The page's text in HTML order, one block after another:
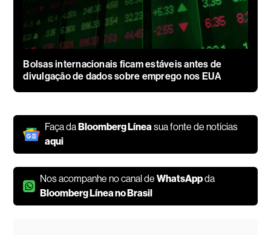
Bolsas internacionais ficam estáveis antes de
divulgação de dados sobre emprego nos EUA
Faça daBloomberg Líneasua fonte de notícias
aqui
Nos acompanhe no canal deWhatsAppda
Bloomberg Línea no Brasil